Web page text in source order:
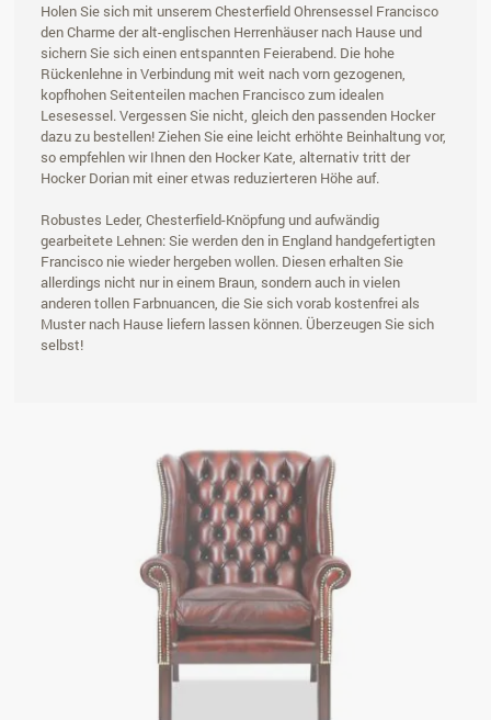
Holen Sie sich mit unserem Chesterfield Ohrensessel Francisco
den Charme der alt-englischen Herrenhäuser nach Hause und
sichern Sie sich einen entspannten Feierabend. Die hohe
Rückenlehne in Verbindung mit weit nach vorn gezogenen,
kopfhohen Seitenteilen machen Francisco zum idealen
Lesesessel. Vergessen Sie nicht, gleich den passenden Hocker
dazu zu bestellen! Ziehen Sie eine leicht erhöhte Beinhaltung vor,
so empfehlen wir Ihnen den Hocker Kate, alternativ tritt der
Hocker Dorian mit einer etwas reduzierteren Höhe auf.
Robustes Leder, Chesterfield-Knöpfung und aufwändig
gearbeitete Lehnen: Sie werden den in England handgefertigten
Francisco nie wieder hergeben wollen. Diesen erhalten Sie
allerdings nicht nur in einem Braun, sondern auch in vielen
anderen tollen Farbnuancen, die Sie sich vorab kostenfrei als
Muster nach Hause liefern lassen können. Überzeugen Sie sich
selbst!